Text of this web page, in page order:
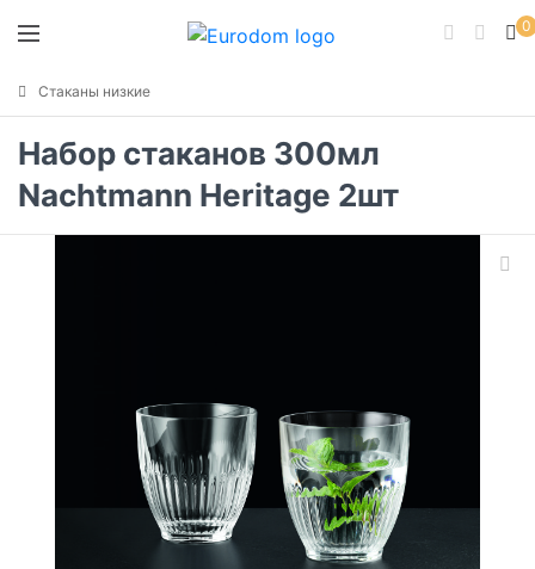
0
Стаканы низкие
Набор стаканов 300мл
Nachtmann Heritage 2шт